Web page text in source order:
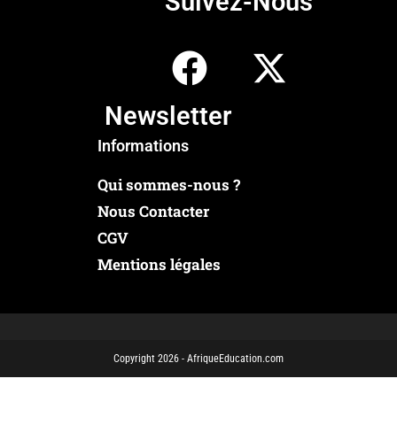
Newsletter
Informations
Qui sommes-nous ?
Nous Contacter
CGV
Mentions légales
Copyright 2026 - AfriqueEducation.com